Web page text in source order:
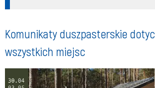
Komunikaty duszpasterskie
wszystkich miejsc